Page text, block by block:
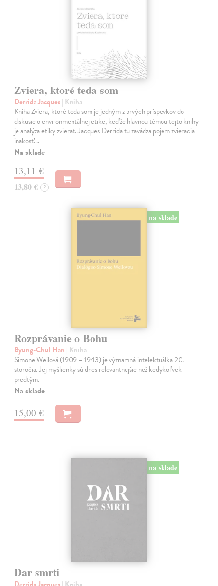
Zviera, ktoré teda som
Derrida Jacques| Kniha
Kniha Zviera, ktoré teda som je jedným z prvých príspevkov do
diskusie o environmentálnej etike, keďže hlavnou témou tejto knihy
je analýza etiky zvierat. Jacques Derrida tu zavádza pojem zvieracia
inakosť.…
Na sklade
13,11 €
13,80 € ?
na sklade
Rozprávanie o Bohu
Byung-Chul Han | Kniha
Simone Weilová (1909 – 1943) je významná intelektuálka 20.
storočia. Jej myšlienky sú dnes relevantnejšie než kedykoľvek
predtým.
Na sklade
15,00 €
na sklade
Dar smrti